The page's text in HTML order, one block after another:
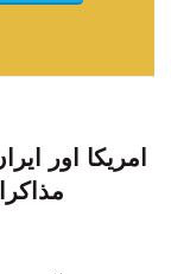
امریکا اور